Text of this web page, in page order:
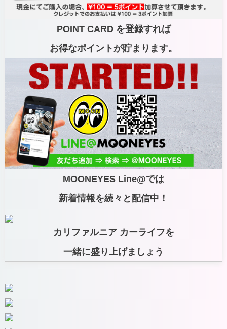
POINT CARD を登録すれば
お得なポイントが貯まります。
MOONEYES Line@では
新着情報を続々と配信中！
カリファルニア カーライフを
一緒に盛り上げましょう